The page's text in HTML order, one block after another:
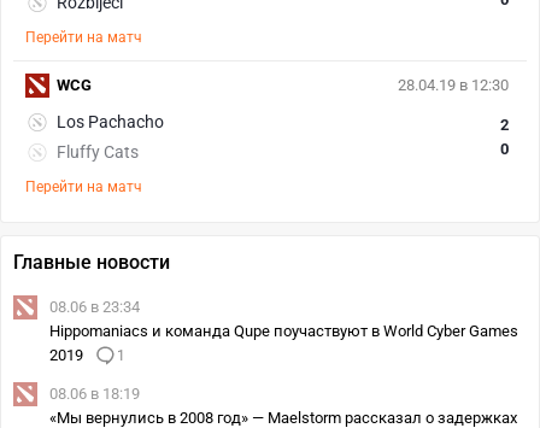
Перейти на матч
28.04.19 в 12:30
Los Pachacho
Fluffy Cats
2
0
Перейти на матч
WCG
Главные новости
08.06 в 23:34
Hippomaniacs и команда Qupe поучаствуют в World Cyber Games
2019
1
08.06 в 18:19
«Мы вернулись в 2008 год» — Maelstorm рассказал о задержках